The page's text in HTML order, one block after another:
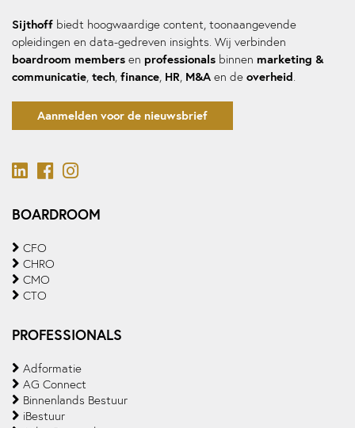
Sijthoff biedt hoogwaardige content, toonaangevende
opleidingen en data-gedreven insights. Wij verbinden
boardroom members en professionals binnen marketing &
communicatie, tech, finance, HR, M&A en de overheid.
Aanmelden voor de nieuwsbrief
BOARDROOM
CFO
CHRO
CMO
CTO
PROFESSIONALS
Adformatie
AG Connect
Binnenlands Bestuur
iBestuur